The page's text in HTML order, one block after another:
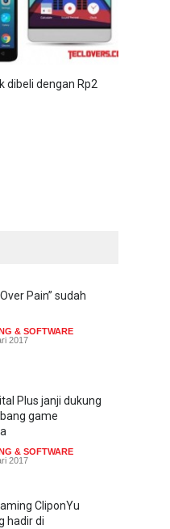
dibeli dengan Rp2
Pain” sudah
& SOFTWARE
2017
Plus janji dukung
game
& SOFTWARE
2017
CliponYu
hadir di